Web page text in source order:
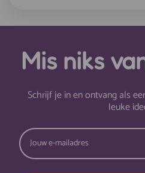
Mis niks
Schrijf je in en ontvang als
leuke